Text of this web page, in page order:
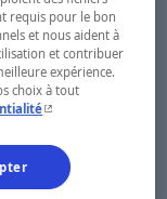
requis pour le bon
et nous aident à
et contribuer
expérience.
choix à tout
- Cet hyperlien